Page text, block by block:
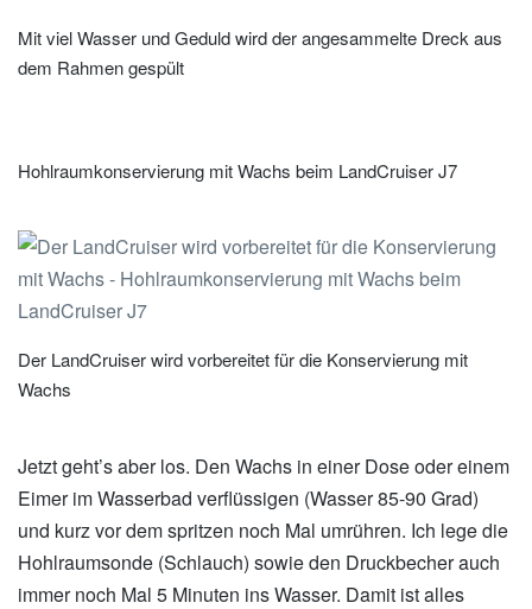
Mit viel Wasser und Geduld wird der angesammelte Dreck aus
dem Rahmen gespült
Hohlraumkonservierung mit Wachs beim LandCruiser J7
Der LandCruiser wird vorbereitet für die Konservierung mit
Wachs
Jetzt geht’s aber los. Den Wachs in einer Dose oder einem
Eimer im Wasserbad verflüssigen (Wasser 85-90 Grad)
und kurz vor dem spritzen noch Mal umrühren. Ich lege die
Hohlraumsonde (Schlauch) sowie den Druckbecher auch
immer noch Mal 5 Minuten ins Wasser. Damit ist alles